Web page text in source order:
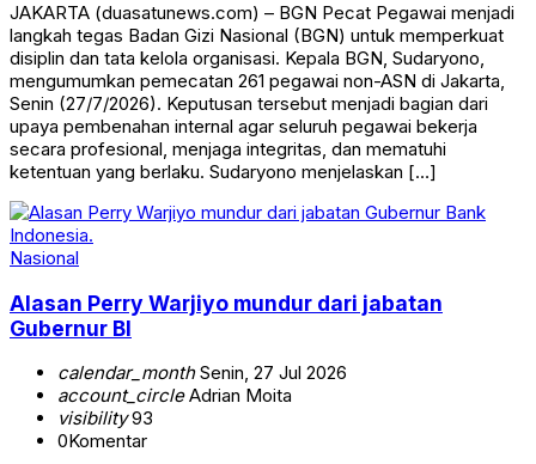
JAKARTA (duasatunews.com) – BGN Pecat Pegawai menjadi
langkah tegas Badan Gizi Nasional (BGN) untuk memperkuat
disiplin dan tata kelola organisasi. Kepala BGN, Sudaryono,
mengumumkan pemecatan 261 pegawai non-ASN di Jakarta,
Senin (27/7/2026). Keputusan tersebut menjadi bagian dari
upaya pembenahan internal agar seluruh pegawai bekerja
secara profesional, menjaga integritas, dan mematuhi
ketentuan yang berlaku. Sudaryono menjelaskan […]
Nasional
Alasan Perry Warjiyo mundur dari jabatan
Gubernur BI
calendar_monthSenin, 27 Jul 2026
account_circleAdrian Moita
visibility93
0Komentar